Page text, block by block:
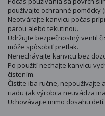
používajte ochranné pomôcky
Neotvárajte kanvicu počas
parou alebo tekutinou.
Udržujte bezpečnostný ventil
môže spôsobiť pretlak.
Nenechávajte kanvicu bez
Po použití nechajte kanvicu
čistením.
Čistite iba ručne, nepoužívajte
riadu (ak výrobca neuvádza
Uchovávajte mimo dosahu detí.